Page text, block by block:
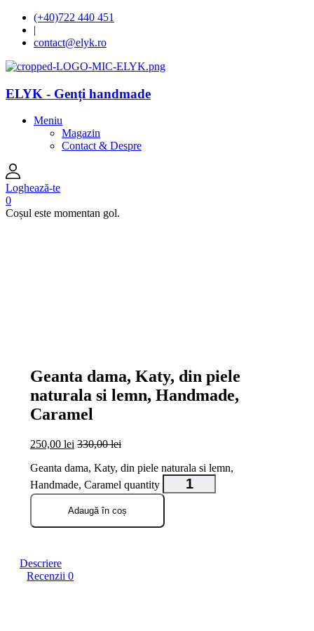
(+40)722 440 451
|
contact@elyk.ro
ELYK - Genți handmade
Meniu
Magazin
Contact & Despre
Loghează-te
0
Coșul este momentan gol.
Geanta dama, Katy, din piele
naturala si lemn, Handmade,
Caramel
250,00 lei 330,00lei
Geanta dama, Katy, din piele naturala si lemn,
Handmade, Caramel quantity
Adaugă în coș
Descriere
Recenzii 0